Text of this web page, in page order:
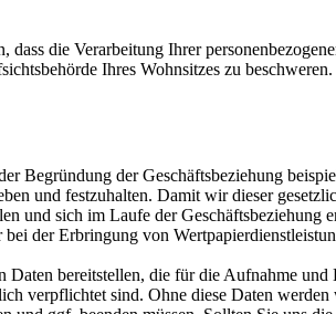
dass die Verarbeitung Ihrer
Ihres Wohnsitzes zu beschweren.
Begründung der Geschäftsbeziehung
und festzuhalten. Damit wir dieser
und sich im Laufe der
der Erbringung von
Daten bereitstellen, die für die Aufnahme
verpflichtet sind. Ohne diese Daten